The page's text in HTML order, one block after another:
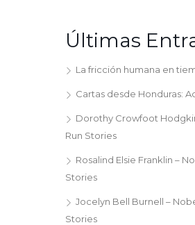
Últimas
La fricción humana en
Cartas desde Honduras:
Dorothy Crowfoot
Run Stories
Rosalind Elsie Franklin –
Stories
Jocelyn Bell Burnell –
Stories